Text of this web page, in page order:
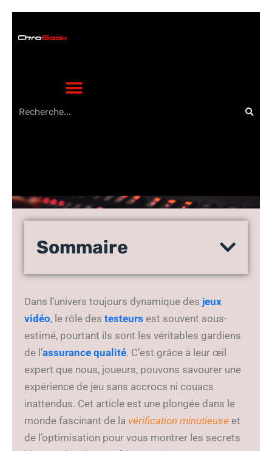
testeurs pour découvrir
gaming
Sommaire
Dans l’univers toujours dynamique des jeux
vidéo, le rôle des testeurs est souvent sous-
estimé, pourtant ils sont les véritables gardiens
de l’assurance qualité. C’est grâce à leur œil
expert que nous, joueurs, pouvons savourer une
expérience de jeu sans accrocs ni couacs
inattendus. Cet article est une plongée dans le
monde fascinant de la vérification minutieuse et
de l’optimisation pour vous montrer les secrets